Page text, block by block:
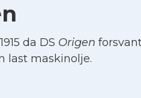
da DS Origen
last maskinolje.